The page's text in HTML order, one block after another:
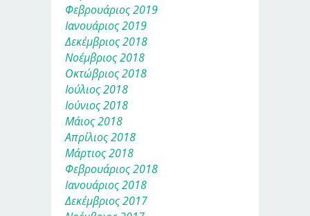
Φεβρουάριος 2019
Ιανουάριος 2019
Δεκέμβριος 2018
Νοέμβριος 2018
Οκτώβριος 2018
Ιούλιος 2018
Ιούνιος 2018
Μάιος 2018
Απρίλιος 2018
Μάρτιος 2018
Φεβρουάριος 2018
Ιανουάριος 2018
Δεκέμβριος 2017